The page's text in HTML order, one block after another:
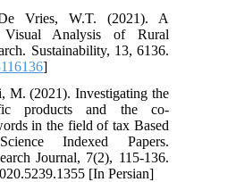
Vries, W.T. (2021). A
Visual Analysis of Rural
Sustainability, 13, 6136.
M. (2021). Investigating the
products and the co-
in the field of tax Based
Indexed Papers.
Journal, 7(2), 115-136.
[In Persian]